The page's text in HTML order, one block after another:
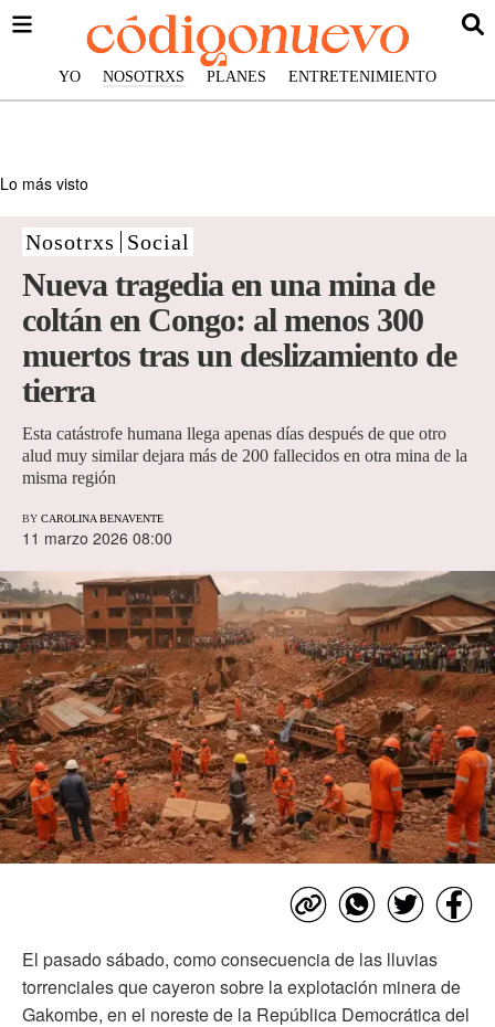
YO NOSOTRXS PLANES ENTRETENIMIENTO
Lo más visto
Nosotrxs Social
Nueva tragedia en una mina de
coltán en Congo: al menos 300
muertos tras un deslizamiento de
tierra
Esta catástrofe humana llega apenas días después de que otro
alud muy similar dejara más de 200 fallecidos en otra mina de la
misma región
BY CAROLINA BENAVENTE
11 marzo 2026 08:00
El pasado sábado, como consecuencia de las lluvias
torrenciales que cayeron sobre la explotación minera de
Gakombe, en el noreste de la República Democrática del